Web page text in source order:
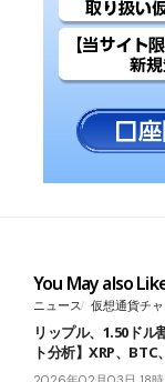
You May also
ニュース 仮想通貨チ
リップル、1.50ド
ト分析】XRP、